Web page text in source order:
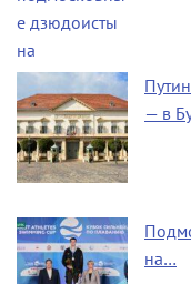
— в
на…